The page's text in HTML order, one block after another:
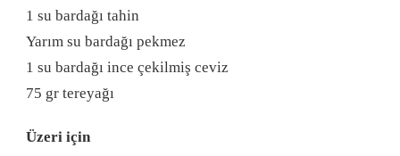
1 su bardağı tahin
Yarım su bardağı pekmez
1 su bardağı ince çekilmiş ceviz
75 gr tereyağı
Üzeri için